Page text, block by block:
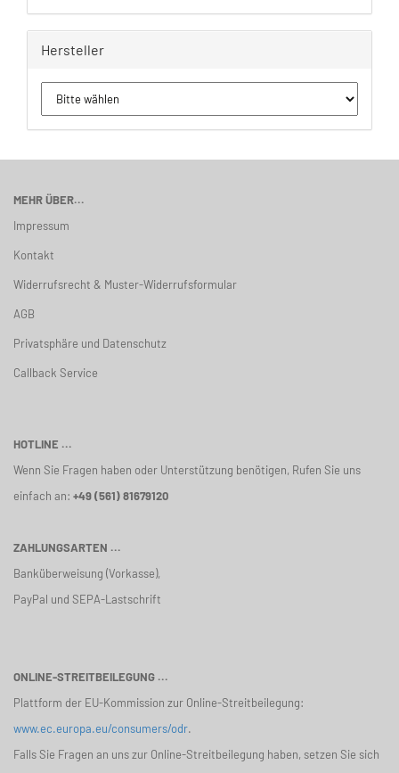
Hersteller
MEHR ÜBER...
Impressum
Kontakt
Widerrufsrecht & Muster-Widerrufsformular
AGB
Privatsphäre und Datenschutz
Callback Service
HOTLINE ...
Wenn Sie Fragen haben oder Unterstützung benötigen, Rufen Sie uns
einfach an: +49 (561) 81679120
ZAHLUNGSARTEN ...
Banküberweisung (Vorkasse),
PayPal und SEPA-Lastschrift
ONLINE-STREITBEILEGUNG ...
Plattform der EU-Kommission zur Online-Streitbeilegung:
www.ec.europa.eu/consumers/odr.
Falls Sie Fragen an uns zur Online-Streitbeilegung haben, setzen Sie sich